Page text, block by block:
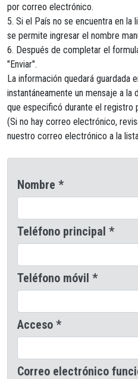
por correo electrónico.
5. Si el País no se encuentra en la
se permite ingresar el nombre
6. Después de completar el
"Enviar".
La información quedará guardada
instantáneamente un mensaje a
que especificó durante el registro
(Si no hay correo electrónico,
nuestro correo electrónico a la
Nombre *
Teléfono principal *
Teléfono móvil *
Acceso *
Correo electrónico